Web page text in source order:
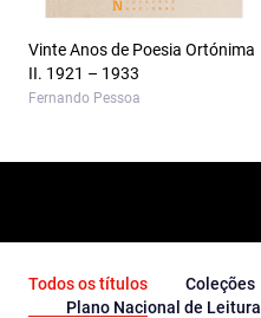
Vinte Anos de Poesia Ortónima
II. 1921 – 1933
Fernando Pessoa
Todos os títulos
Coleções
Plano Nacional de Leitura